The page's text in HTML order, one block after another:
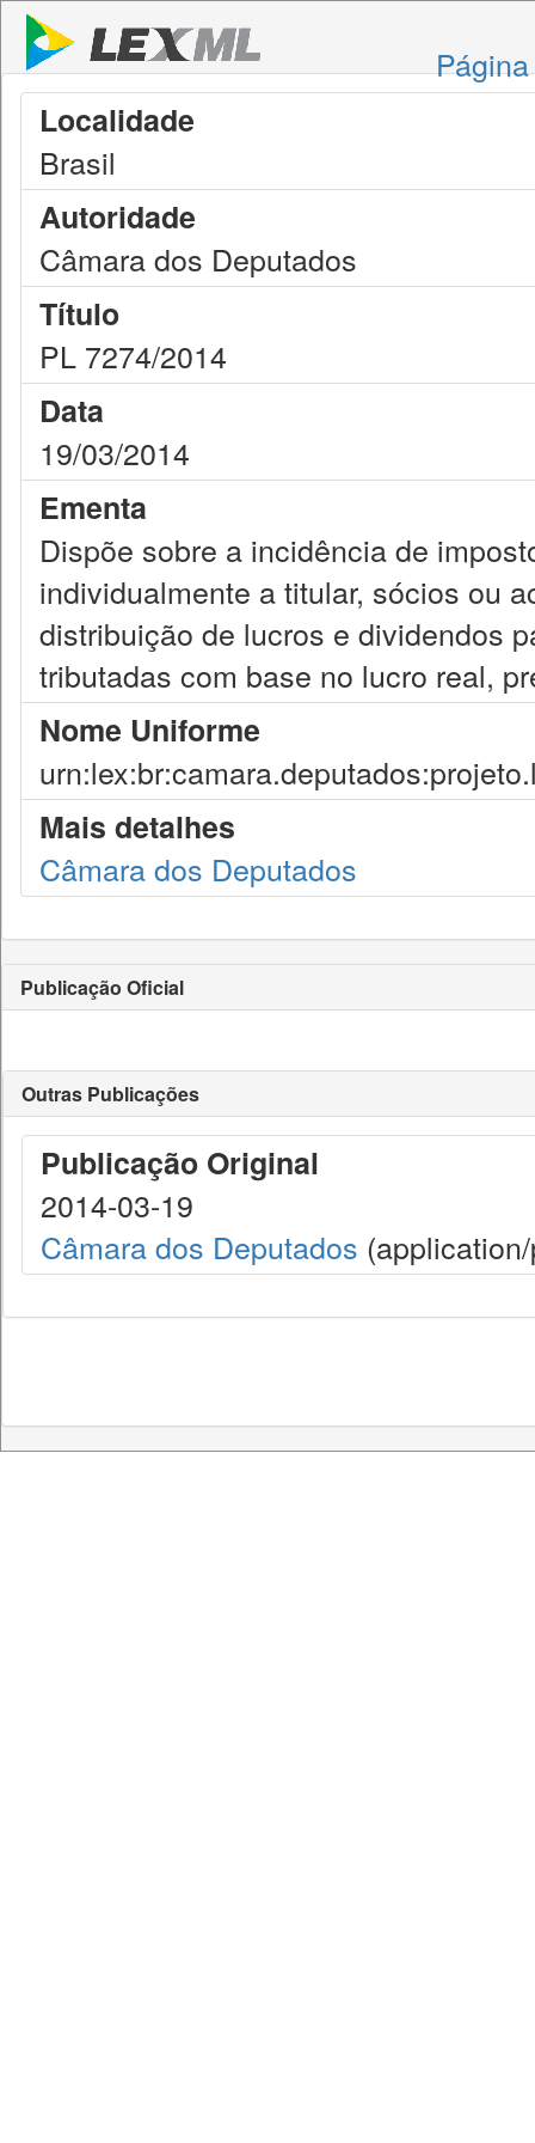
Localidade
Brasil
Autoridade
Câmara dos Deputados
Título
PL 7274/2014
Data
19/03/2014
Ementa
Dispõe sobre a incidência de
individualmente a titular, sócios ou
distribuição de lucros e dividendos
tributadas com base no lucro real,
Nome Uniforme
Mais detalhes
Câmara dos Deputados
Publicação Oficial
Outras Publicações
Publicação Original
2014-03-19
Câmara dos Deputados